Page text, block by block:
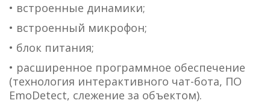
• встроенные динамики;
• встроенный микрофон;
• блок питания;
• расширенное программное обеспечение
(технология интерактивного чат-бота, ПО
EmoDetect, слежение за объектом).